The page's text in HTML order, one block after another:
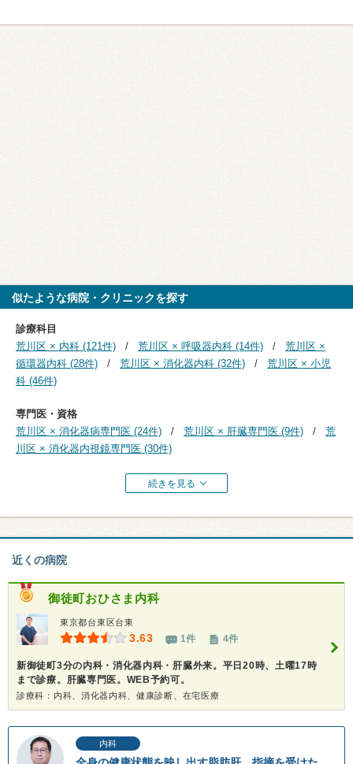
似たような病院・クリニックを探す
診療科目
荒川区 × 内科 (121件)
荒川区 × 呼吸器内科 (14件)
荒川区 ×
循環器内科 (28件)
荒川区 × 消化器内科 (32件)
荒川区 × 小児
科 (46件)
専門医・資格
荒川区 × 消化器病専門医 (24件)
荒川区 × 肝臓専門医 (9件)
荒
川区 × 消化器内視鏡専門医 (30件)
続きを見る
近くの病院
御徒町おひさま内科
東京都台東区台東
3.63 1件 4件
新御徒町3分の内科・消化器内科・肝臓外来。平日20時、土曜17時
まで診療。肝臓専門医。WEB予約可。
診療科：内科、消化器内科、健康診断、在宅医療
内科